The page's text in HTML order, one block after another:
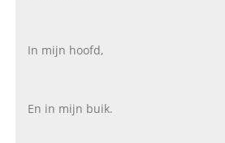
In mijn hoofd,
En in mijn buik.